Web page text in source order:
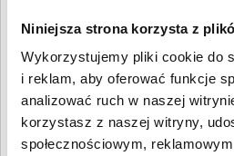
Niniejsza strona korzysta z
Wykorzystujemy pliki cookie do
i reklam, aby oferować funkcje
analizować ruch w naszej
korzystasz z naszej witryny,
społecznościowym,
Roszczenia:
1.
W sumie: